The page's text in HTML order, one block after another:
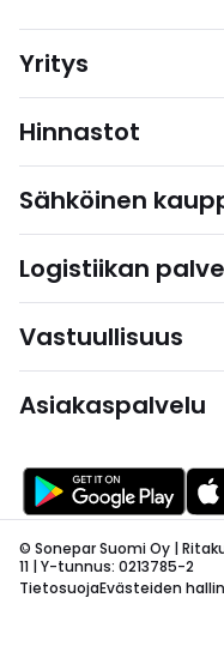
Yritys
Hinnastot
Sähköinen
Logistiikan
Vastuullisuus
Asiakaspalvelu
© Sonepar Suomi Oy |
11 | Y-tunnus: 0213785-2
TietosuojaEvästeiden